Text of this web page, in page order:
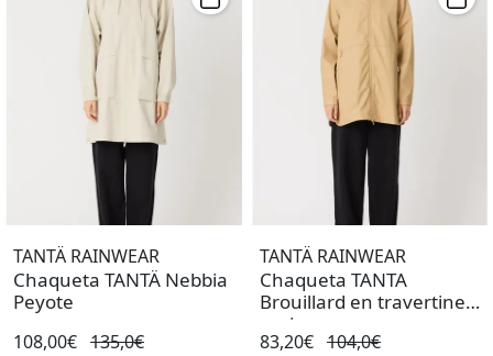
TANTÄ RAINWEAR
Chaqueta TANTÄ Nebbia
Peyote
108,00€ 135,0€
TANTÄ RAINWEAR
Chaqueta TANTA
Brouillard en travertine
mujer
83,20€ 104,0€